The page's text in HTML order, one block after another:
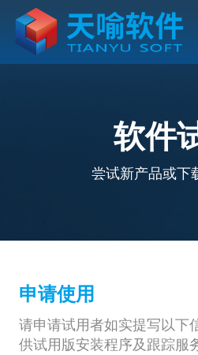
软件
尝试新产品或下
申请使用
请申请试用者如实提写以下
供试用版安装程序及跟踪服